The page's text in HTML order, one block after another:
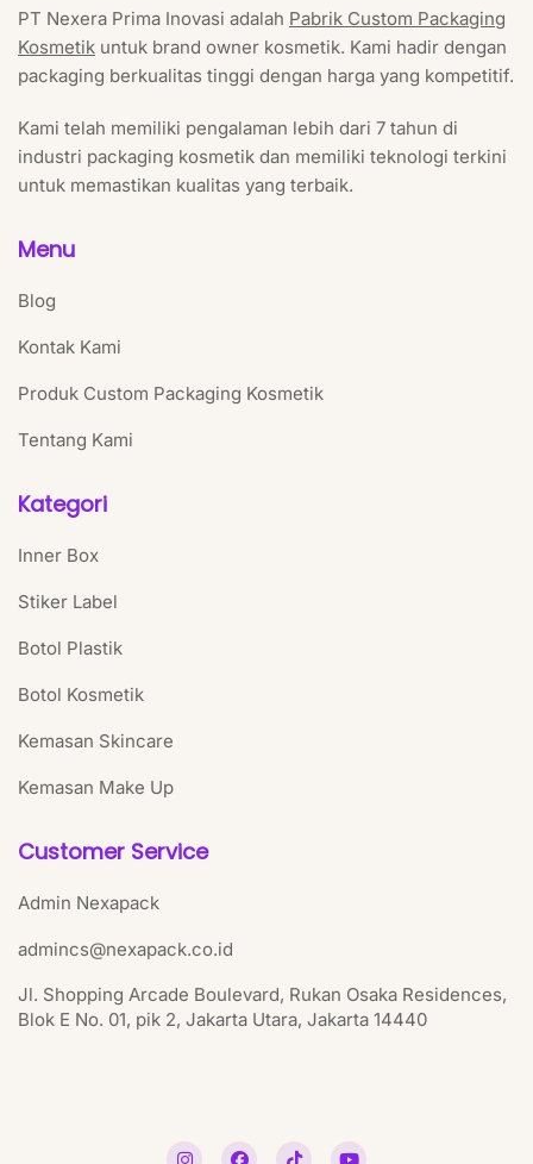
PT Nexera Prima Inovasi adalah Pabrik Custom Packaging
Kosmetik untuk brand owner kosmetik. Kami hadir dengan
packaging berkualitas tinggi dengan harga yang kompetitif.
Kami telah memiliki pengalaman lebih dari 7 tahun di
industri packaging kosmetik dan memiliki teknologi terkini
untuk memastikan kualitas yang terbaik.
Menu
Blog
Kontak Kami
Produk Custom Packaging Kosmetik
Tentang Kami
Kategori
Inner Box
Stiker Label
Botol Plastik
Botol Kosmetik
Kemasan Skincare
Kemasan Make Up
Customer Service
Admin Nexapack
admincs@nexapack.co.id
Jl. Shopping Arcade Boulevard, Rukan Osaka Residences,
Blok E No. 01, pik 2, Jakarta Utara, Jakarta 14440